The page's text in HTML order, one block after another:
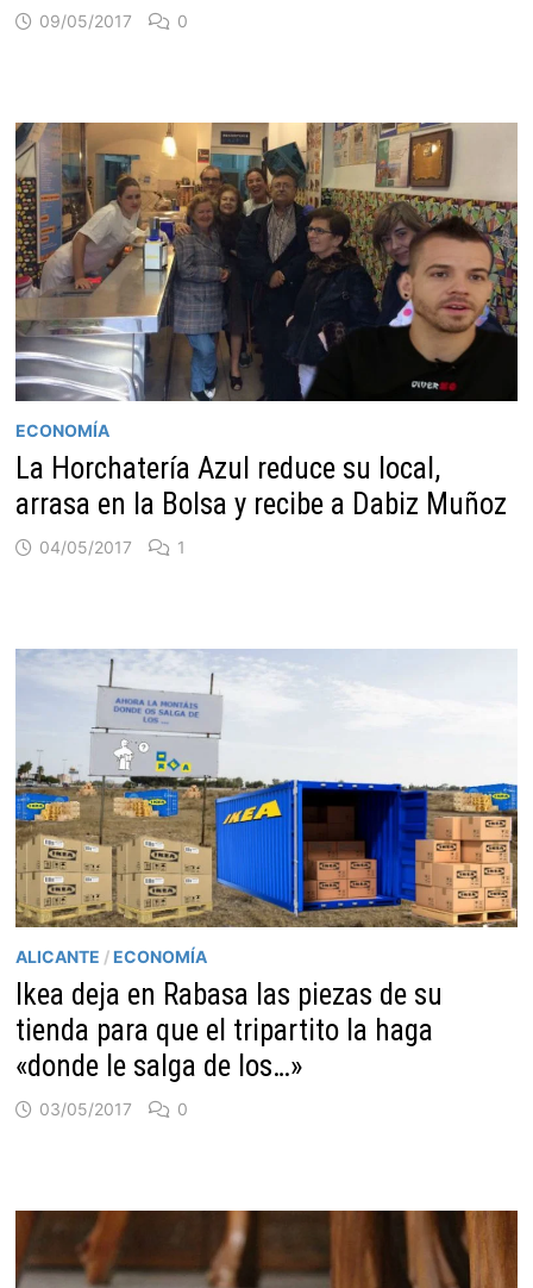
09/05/2017 0
ECONOMÍA
La Horchatería Azul reduce su local,
arrasa en la Bolsa y recibe a Dabiz Muñoz
04/05/2017 1
ALICANTE / ECONOMÍA
Ikea deja en Rabasa las piezas de su
tienda para que el tripartito la haga
«donde le salga de los…»
03/05/2017 0